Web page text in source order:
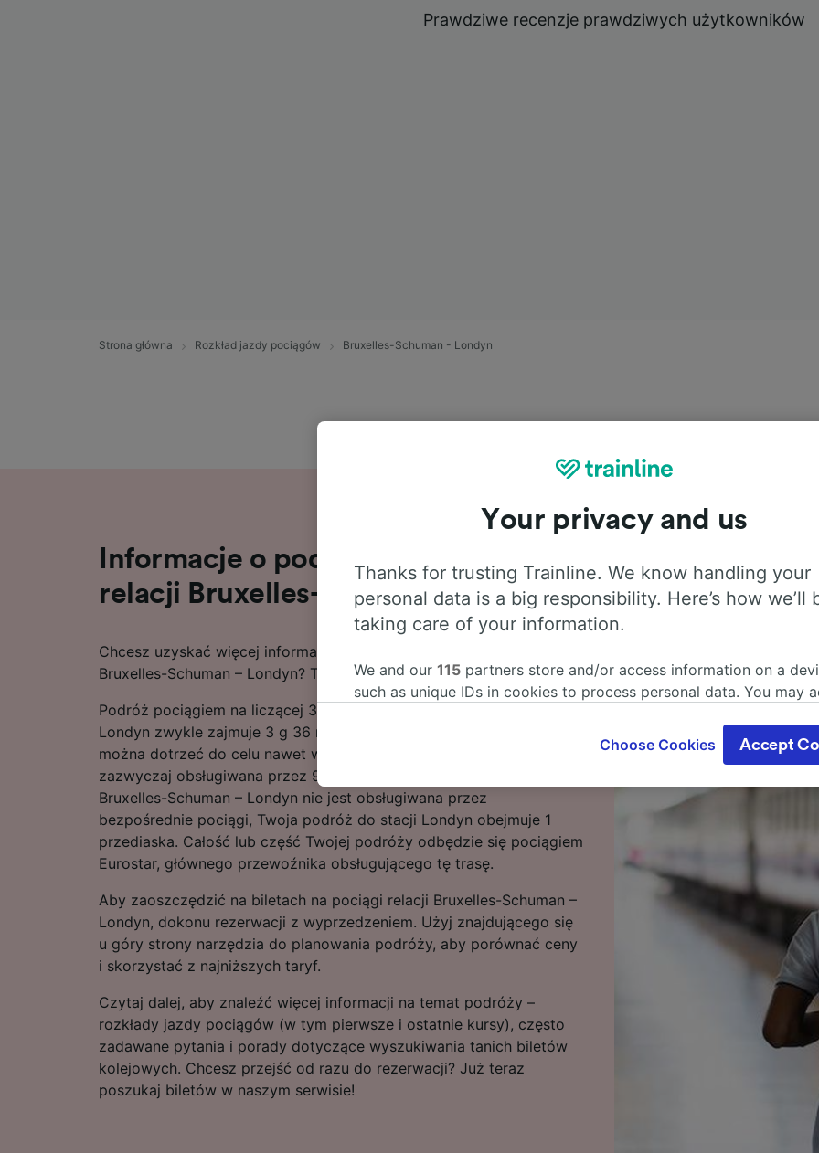
Prawdziwe recenzje prawdziwych użytkowników
Strona główna Rozkład jazdy pociągów Bruxelles-Schuman - Londyn
Informacje o podróży pociągiem
relacji Bruxelles-Schuman – Londyn
Chcesz uzyskać więcej informacji na temat podróży pociągiem relacji
Bruxelles-Schuman – Londyn? Tutaj je znajdziesz.
Podróż pociągiem na liczącej 319 km trasie Bruxelles-Schuman –
Londyn zwykle zajmuje 3 g 36 m, lecz kursem przyspieszonym
można dotrzeć do celu nawet w 3 g 32 m. Ta popularna relacja jest
zazwyczaj obsługiwana przez 9 pociągów dziennie. Ponieważ trasa
Bruxelles-Schuman – Londyn nie jest obsługiwana przez
bezpośrednie pociągi, Twoja podróż do stacji Londyn obejmuje 1
przediaska. Całość lub część Twojej podróży odbędzie się pociągiem
Eurostar, głównego przewoźnika obsługującego tę trasę.
Aby zaoszczędzić na biletach na pociągi relacji Bruxelles-Schuman –
Londyn, dokonu rezerwacji z wyprzedzeniem. Użyj znajdującego się
u góry strony narzędzia do planowania podróży, aby porównać ceny
i skorzystać z najniższych taryf.
Czytaj dalej, aby znaleźć więcej informacji na temat podróży –
rozkłady jazdy pociągów (w tym pierwsze i ostatnie kursy), często
zadawane pytania i porady dotyczące wyszukiwania tanich biletów
kolejowych. Chcesz przejść od razu do rezerwacji? Już teraz
poszukaj biletów w naszym serwisie!
Your privacy and us
Thanks for trusting Trainline. We know handling your
personal data is a big responsibility. Here’s how we’ll
taking care of your information.
We and our 115 partners store and/or access information on a
such as unique IDs in cookies to process personal data. You may
where legitimate interest is used, or at any time in the privacy
These choices will be signaled to our partners and will not affect
us not to track you.
We and our partners process data to provide:
Use precise geolocation data. Actively scan device
identification. Store and/or access information on a device.
advertising and content, advertising and content measurement,
research and services development.
List of Partners
Choose Cookies Accept